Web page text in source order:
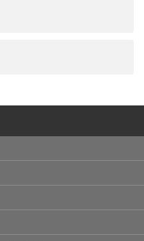
または一部を外部の業
す。取得情報の取り扱
法その他の法令により認
意なしに、取得情報を
止について】
により個人情報に関する
止その他お問い合わせ
す。